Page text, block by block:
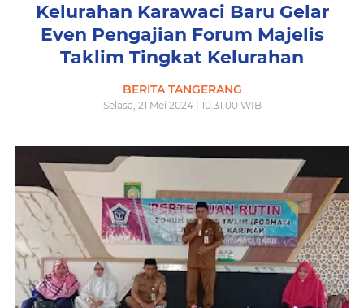
Kelurahan Karawaci Baru Gelar
Even Pengajian Forum Majelis
Taklim Tingkat Kelurahan
BERITA TANGERANG
Selasa, 21 Mei 2024 | 10.31.00 WIB